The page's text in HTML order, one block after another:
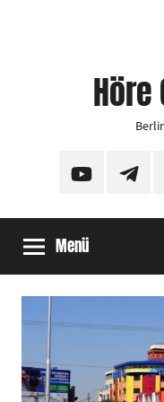
YouTube
Menü